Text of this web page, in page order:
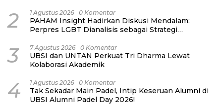
2 1 Agustus 2026 0 Komentar
PAHAM Insight Hadirkan Diskusi Mendalam:
Perpres LGBT Dianalisis sebagai Strategi
3 7 Agustus 2026 0 Komentar
UBSI dan UNTAN Perkuat Tri Dharma Lewat
Kolaborasi Akademik
4 1 Agustus 2026 0 Komentar
Tak Sekadar Main Padel, Intip Keseruan Alumni di
UBSI Alumni Padel Day 2026!